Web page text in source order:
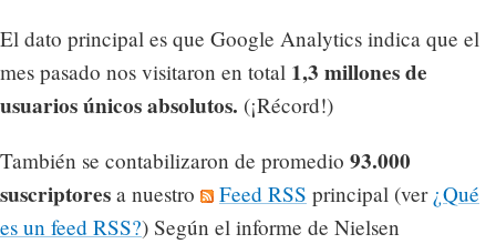
El dato principal es que Google Analytics indica que el
mes pasado nos visitaron en total 1,3 millones de
usuarios únicos absolutos. (¡Récord!)
También se contabilizaron de promedio 93.000
suscriptores a nuestro Feed RSS principal (ver ¿Qué
es un feed RSS?) Según el informe de Nielsen